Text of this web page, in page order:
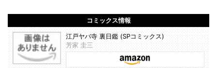
コミックス情報
江戸ヤバ寺 裏日鑑 (SPコミックス)
芳家 圭三